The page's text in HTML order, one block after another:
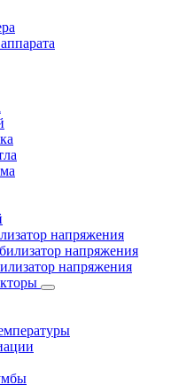
напряжения
напряжения
напряжения